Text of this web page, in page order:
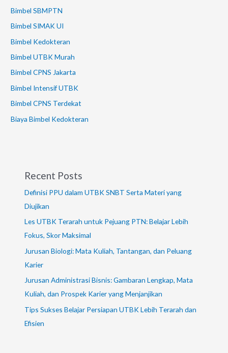
Bimbel SBMPTN
Bimbel SIMAK UI
Bimbel Kedokteran
Bimbel UTBK Murah
Bimbel CPNS Jakarta
Bimbel Intensif UTBK
Bimbel CPNS Terdekat
Biaya Bimbel Kedokteran
Recent Posts
Definisi PPU dalam UTBK SNBT Serta Materi yang
Diujikan
Les UTBK Terarah untuk Pejuang PTN: Belajar Lebih
Fokus, Skor Maksimal
Jurusan Biologi: Mata Kuliah, Tantangan, dan Peluang
Karier
Jurusan Administrasi Bisnis: Gambaran Lengkap, Mata
Kuliah, dan Prospek Karier yang Menjanjikan
Tips Sukses Belajar Persiapan UTBK Lebih Terarah dan
Efisien